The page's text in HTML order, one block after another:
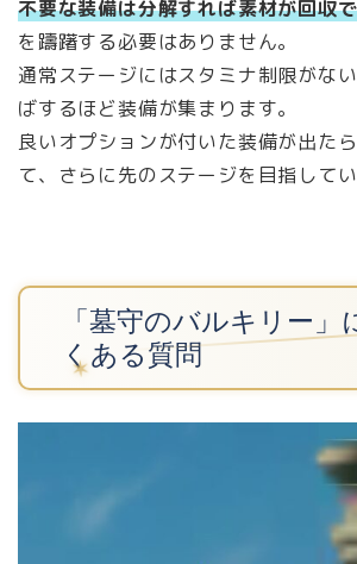
不要な装備は分解すれば素材が回収
を躊躇する必要はありません。
通常ステージにはスタミナ制限がな
ばするほど装備が集まります。
良いオプションが付いた装備が出た
て、さらに先のステージを目指してい
「墓守のバルキリー」
くある質問